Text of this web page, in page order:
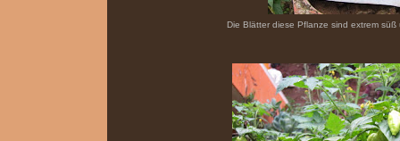
Die Blätter diese Pflanze sind extrem